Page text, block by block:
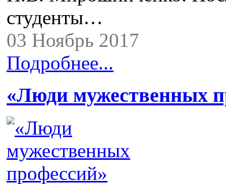
студенты…
03 Ноябрь 2017
Подробнее...
«Люди мужественных